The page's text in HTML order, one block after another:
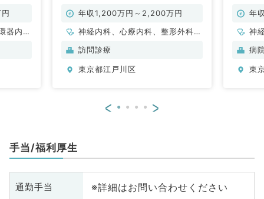
器内
年収1,200万円～2,200万円
神経内科、心療内科、整形外科、
脳神経外科、心臓血管外科、泌尿
吸器内科、消化器内科、内分泌・
科、消化器外科、科目不問
訪問診療
東京都江戸川区
す！年
神
科
謝
病
東
< >
手当/福利厚生
通勤手当 ※詳細はお問い合わせください